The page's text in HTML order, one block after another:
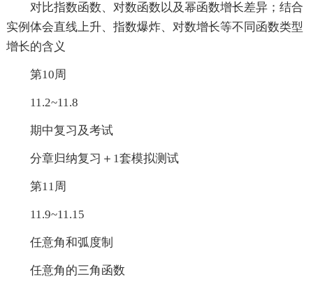
对比指数函数、对数函数以及幂函数增长差异；结合
实例体会直线上升、指数爆炸、对数增长等不同函数类型
增长的含义
第10周
11.2~11.8
期中复习及考试
分章归纳复习＋1套模拟测试
第11周
11.9~11.15
任意角和弧度制
任意角的三角函数